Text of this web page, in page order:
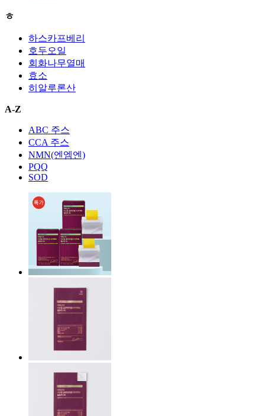
ㅎ
하스카프베리
호두오일
회화나무열매
효소
히알루론산
A-Z
ABC 주스
CCA 주스
NMN(엔엠엔)
PQQ
SOD